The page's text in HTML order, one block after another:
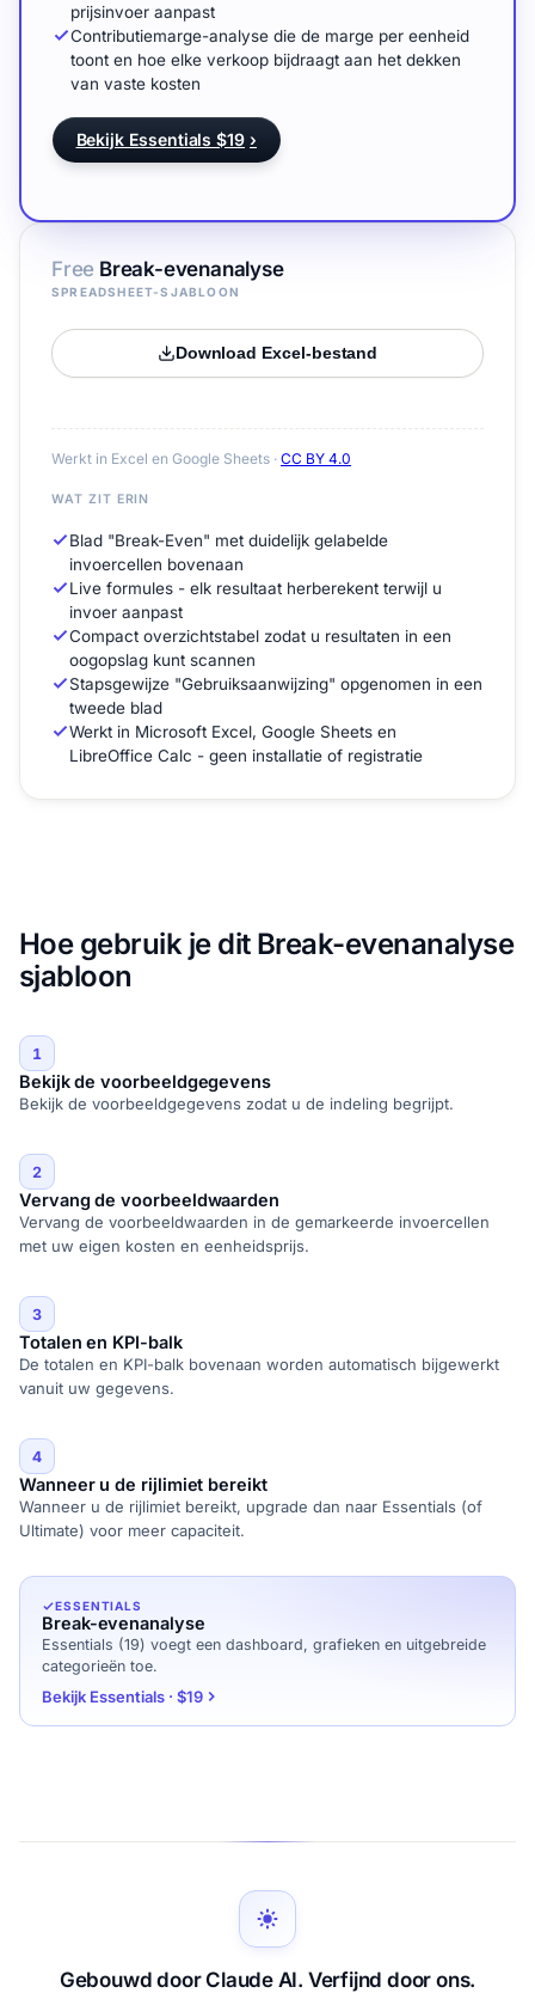
Free Break-evenanalyse
SPREADSHEET-SJABLOON
Download Excel-bestand
Werkt in Excel en Google Sheets · CC BY 4.0
WAT ZIT ERIN
Blad "Break-Even" met duidelijk gelabelde
invoercellen bovenaan
Live formules - elk resultaat herberekent terwijl u
invoer aanpast
Compact overzichtstabel zodat u resultaten in een
oogopslag kunt scannen
Stapsgewijze "Gebruiksaanwijzing" opgenomen in een
tweede blad
Werkt in Microsoft Excel, Google Sheets en
LibreOffice Calc - geen installatie of registratie
prijsinvoer aanpast
Contributiemarge-analyse die de marge per eenheid
toont en hoe elke verkoop bijdraagt aan het dekken
van vaste kosten
Bekijk Essentials $19 ›
Hoe gebruik je dit Break-evenanalyse
sjabloon
1
Bekijk de voorbeeldgegevens
Bekijk de voorbeeldgegevens zodat u de indeling begrijpt.
2
Vervang de voorbeeldwaarden
Vervang de voorbeeldwaarden in de gemarkeerde invoercellen
met uw eigen kosten en eenheidsprijs.
3
Totalen en KPI-balk
De totalen en KPI-balk bovenaan worden automatisch bijgewerkt
vanuit uw gegevens.
4
Wanneer u de rijlimiet bereikt
Wanneer u de rijlimiet bereikt, upgrade dan naar Essentials (of
Ultimate) voor meer capaciteit.
ESSENTIALS
Break-evenanalyse
Essentials (19) voegt een dashboard, grafieken en uitgebreide
categorieën toe.
Bekijk Essentials · $19
Gebouwd door Claude AI. Verfijnd door ons.